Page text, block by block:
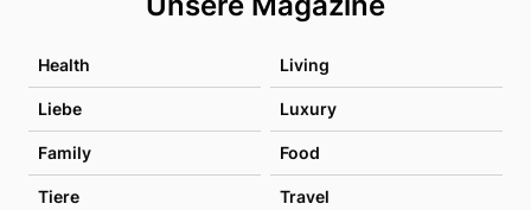
Health Living
Liebe Luxury
Family Food
Tiere Travel